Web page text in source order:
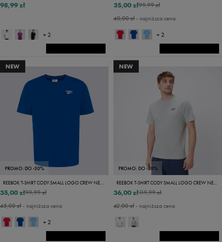
98,99 zł
+ 2
99,99 zł
35,00 zł
40,00 zł- najniższa cena
+ 2
NEW
PROMO: DO -30%
REEBOK T-SHIRT CODY SMALL LOGO CREW NECK SS TEE
99,99 zł
35,00 zł
45,00 zł- najniższa cena
+ 2
NEW
PROMO: DO -30%
REEBOK T-SHIRT CODY SMALL LOGO CREW NECK
119,99 zł
36,00 zł
42,00 zł- najniższa cena